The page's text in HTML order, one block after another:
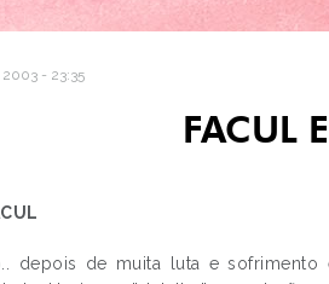
2003 - 23:35
FACUL
depois de muita luta e